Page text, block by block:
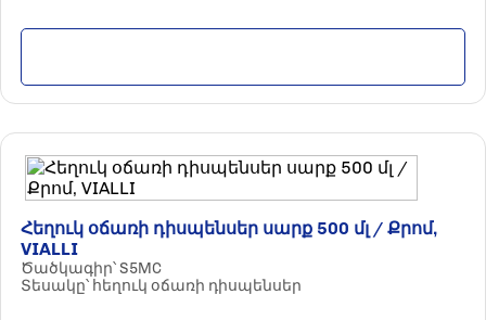
Հեղուկ օճառի դիսպենսեր սարք 500 մլ / Քրոմ,
VIALLI
Ծածկագիր՝ S5MC
Տեսակը՝ հեղուկ օճառի դիսպենսեր